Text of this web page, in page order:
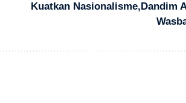
Kuatkan Nasionalisme,Dandim